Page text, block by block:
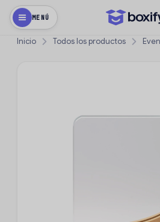
MENÚ
Inicio Todos los productos